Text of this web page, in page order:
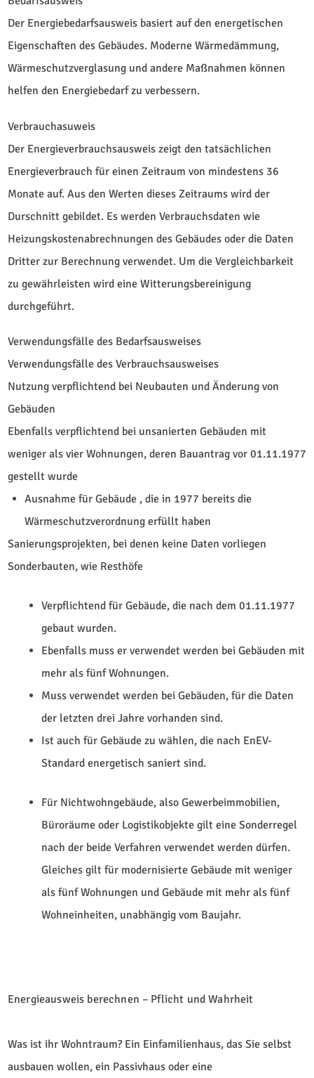
Der Energiebedarfsausweis basiert auf den energetischen
Eigenschaften des Gebäudes. Moderne Wärmedämmung,
Wärmeschutzverglasung und andere Maßnahmen können
helfen den Energiebedarf zu verbessern.
Verbrauchasuweis
Der Energieverbrauchsausweis zeigt den tatsächlichen
Energieverbrauch für einen Zeitraum von mindestens 36
Monate auf. Aus den Werten dieses Zeitraums wird der
Durschnitt gebildet. Es werden Verbrauchsdaten wie
Heizungskostenabrechnungen des Gebäudes oder die Daten
Dritter zur Berechnung verwendet. Um die Vergleichbarkeit
zu gewährleisten wird eine Witterungsbereinigung
durchgeführt.
Verwendungsfälle des Bedarfsausweises
Verwendungsfälle des Verbrauchsausweises
Nutzung verpflichtend bei Neubauten und Änderung von
Gebäuden
Ebenfalls verpflichtend bei unsanierten Gebäuden mit
weniger als vier Wohnungen, deren Bauantrag vor 01.11.1977
gestellt wurde
Ausnahme für Gebäude , die in 1977 bereits die
Wärmeschutzverordnung erfüllt haben
Sanierungsprojekten, bei denen keine Daten vorliegen
Sonderbauten, wie Resthöfe
Verpflichtend für Gebäude, die nach dem 01.11.1977
gebaut wurden.
Ebenfalls muss er verwendet werden bei Gebäuden mit
mehr als fünf Wohnungen.
Muss verwendet werden bei Gebäuden, für die Daten
der letzten drei Jahre vorhanden sind.
Ist auch für Gebäude zu wählen, die nach EnEV-
Standard energetisch saniert sind.
Für Nichtwohngebäude, also Gewerbeimmobilien,
Büroräume oder Logistikobjekte gilt eine Sonderregel
nach der beide Verfahren verwendet werden dürfen.
Gleiches gilt für modernisierte Gebäude mit weniger
als fünf Wohnungen und Gebäude mit mehr als fünf
Wohneinheiten, unabhängig vom Baujahr.
Energieausweis berechnen – Pflicht und Wahrheit
Was ist ihr Wohntraum? Ein Einfamilienhaus, das Sie selbst
ausbauen wollen, ein Passivhaus oder eine